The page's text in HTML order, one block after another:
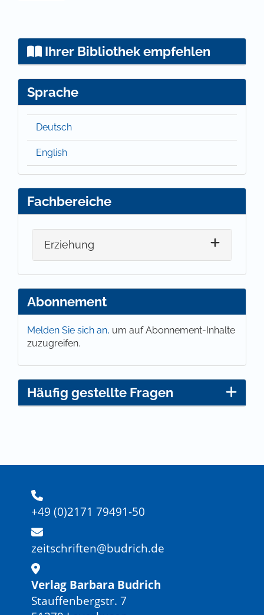
Ihrer Bibliothek empfehlen
Sprache
Deutsch
English
Fachbereiche
Erziehung
Abonnement
Melden Sie sich an, um auf Abonnement-Inhalte
zuzugreifen.
Häufig gestellte Fragen
+49 (0)2171 79491-50
zeitschriften@budrich.de
Verlag Barbara Budrich
Stauffenbergstr. 7